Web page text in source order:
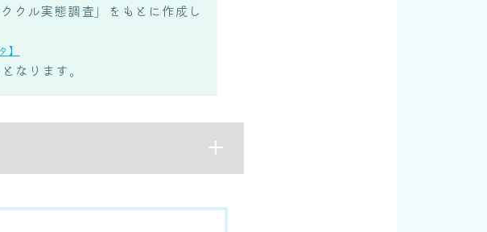
クル実態調査」をもとに作成し
なります。